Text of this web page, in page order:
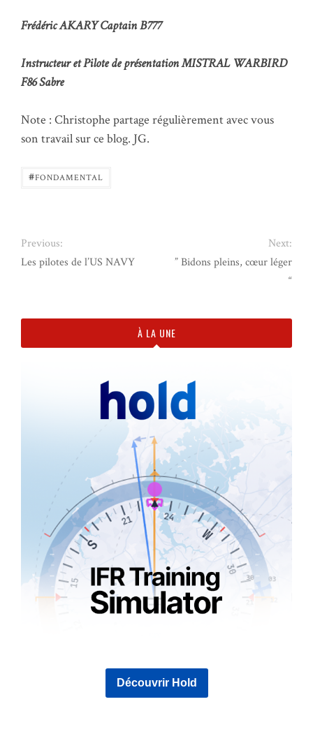
Frédéric AKARYCaptain B777
Instructeur et Pilote de présentation MISTRAL WARBIRD
F86 Sabre
Note : Christophe partage régulièrement avec vous
son travail sur ce blog. JG.
#FONDAMENTAL
Previous:
Les pilotes de l’US NAVY
Next:
” Bidons pleins, cœur léger
“
À LA UNE
Découvrir Hold